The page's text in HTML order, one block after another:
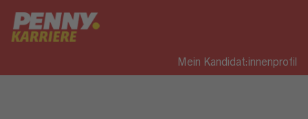
Mein Kandidat:innenprofil